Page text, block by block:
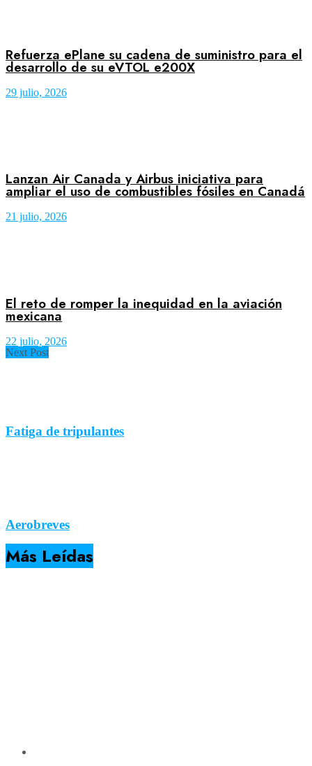
Refuerza ePlane su cadena de suministro para el
desarrollo de su eVTOL e200X
29 julio, 2026
Lanzan Air Canada y Airbus iniciativa para
ampliar el uso de combustibles fósiles en Canadá
21 julio, 2026
El reto de romper la inequidad en la aviación
mexicana
22 julio, 2026
Next Post
Fatiga de tripulantes
Aerobreves
Más Leídas